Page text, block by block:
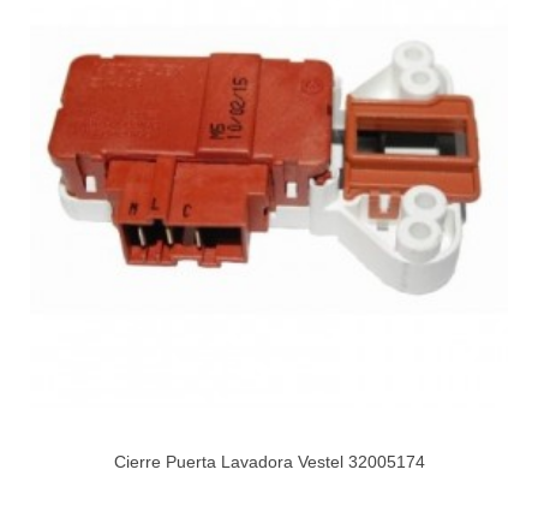
Cierre Puerta Lavadora Vestel 32005174